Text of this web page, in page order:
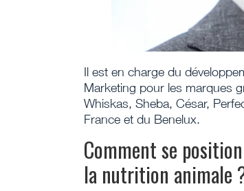
Il est en charge du
Marketing pour les marques
Whiskas, Sheba, César,
France et du Benelux.
Comment se
la nutrition animale